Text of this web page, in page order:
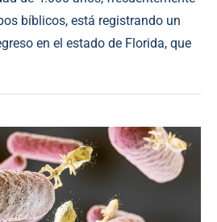
bíblicos, está registrando un
en el estado de Florida, que